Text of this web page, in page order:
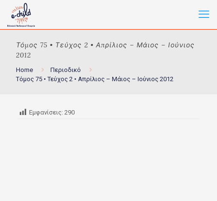
Τόμος 75 • Τεύχος 2 • Απρίλιος – Μάιος – Ιούνιος
2012
Home
Περιοδικό
Τόμος 75 • Τεύχος 2 • Απρίλιος – Μάιος – Ιούνιος 2012
Εμφανίσεις: 290